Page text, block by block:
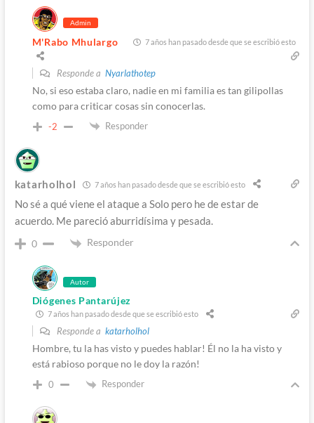
Admin
M'Rabo Mhulargo 7 años han pasado desde que se escribió esto
Responde a Nyarlathotep
No, si eso estaba claro, nadie en mi familia es tan gilipollas
como para criticar cosas sin conocerlas.
-2 Responder
katarholhol 7 años han pasado desde que se escribió esto
No sé a qué viene el ataque a Solo pero he de estar de
acuerdo. Me pareció aburridísima y pesada.
0 Responder
Autor
Diógenes Pantarújez
7 años han pasado desde que se escribió esto
Responde a katarholhol
Hombre, tu la has visto y puedes hablar! Él no la ha visto y
está rabioso porque no le doy la razón!
0 Responder